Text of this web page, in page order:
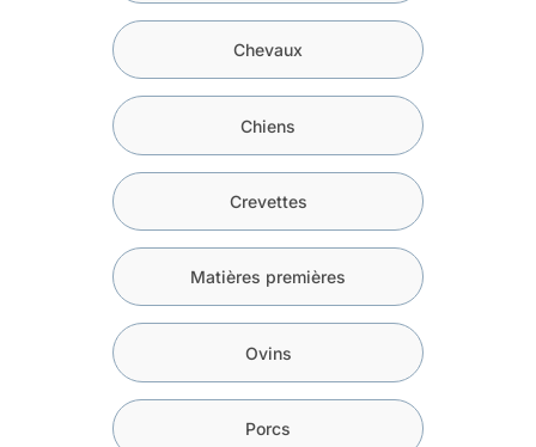
Chevaux
Chiens
Crevettes
Matières premières
Ovins
Porcs